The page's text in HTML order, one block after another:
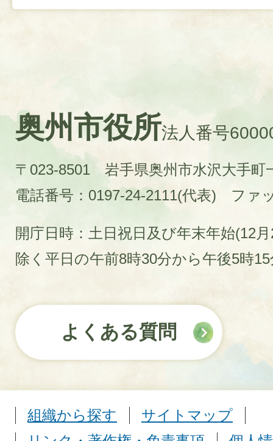
奥州市役所法人番号
〒023-8501 岩手県奥州市水沢大手町
電話番号：0197-24-2111(代表)
ファ
開庁日時：土日祝日及び年末年始(12
除く平日の午前8時30分から午後5時
よくある質問
組織から探す
サイトマップ